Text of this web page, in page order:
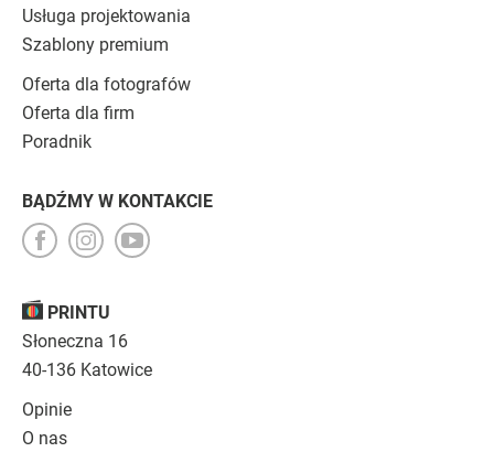
PRINTU
Słoneczna 16
40-136 Katowice
Opinie
O nas
Usługa projektowania
Szablony premium
Oferta dla fotografów
Oferta dla firm
Poradnik
BĄDŹMY W KONTAKCIE